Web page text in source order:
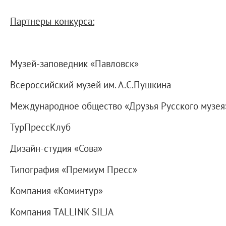
О музее
Дворцы и сады
Михайловский дворец
Корпус Бенуа
Михайловский (Инженерный) замок
Мраморный дворец
Домик Петра I
Летний дворец Петра I
Летний сад
Михайловский сад
Западный павильон Михайловского
Партнеры конкурса:
Музей-заповедник «Павловск»
Всероссийский музей им. А.С.Пушкина
Международное общество «Друзья Русского
ТурПрессКлуб
Дизайн-студия «Сова»
Типография «Премиум Пресс»
Компания «Коминтур»
Компания TALLINK SILJA